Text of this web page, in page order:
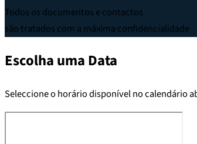
Todos os documentos e contactos
são tratados com a máxima confidencialidade
Escolha uma Data
Seleccione o horário disponível no calendário